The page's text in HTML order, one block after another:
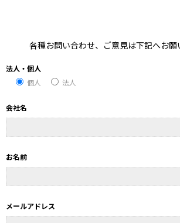
各種お問い合わせ、ご意見は下記へお願
法人・個人
個人
法人
会社名
お名前
メールアドレス